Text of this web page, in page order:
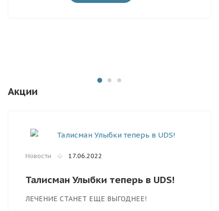
Акции
Новости � 17.06.2022
Талисман Улыбки теперь в UDS!
ЛЕЧЕНИЕ СТАНЕТ ЕЩЕ ВЫГОДНЕЕ!